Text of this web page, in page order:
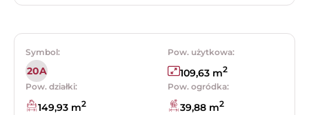
Symbol:
20A
Pow. użytkowa:
109,63 m2
Pow. działki:
149,93 m2
Pow. ogródka:
39,88 m2